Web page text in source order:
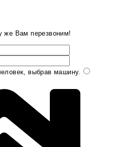
же Вам перезвоним!
выбрав машину.